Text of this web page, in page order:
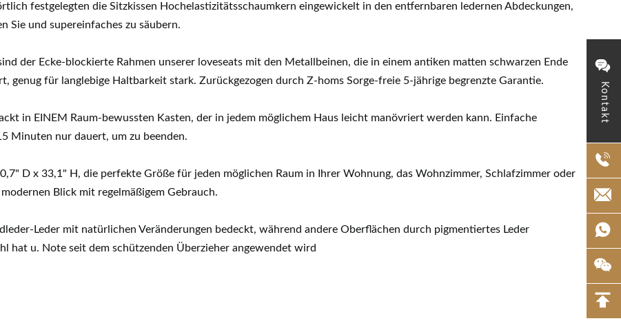
Kontakt
festgelegten die Sitzkissen Hochelastizitätsschaumkern eingewickelt in den entfernbaren ledernen Abdeckungen,
und supereinfaches zu säubern.
der Ecke-blockierte Rahmen unserer loveseats mit den Metallbeinen, die in einem antiken matten schwarzen Ende
genug für langlebige Haltbarkeit stark. Zurückgezogen durch Z-homs Sorge-freie 5-jährige begrenzte Garantie.
in EINEM Raum-bewussten Kasten, der in jedem möglichem Haus leicht manövriert werden kann. Einfache
Minuten nur dauert, um zu beenden.
D x 33,1" H, die perfekte Größe für jeden möglichen Raum in Ihrer Wohnung, das Wohnzimmer, Schlafzimmer oder
Blick mit regelmäßigem Gebrauch.
Leder mit natürlichen Veränderungen bedeckt, während andere Oberflächen durch pigmentiertes Leder
hat u. Note seit dem schützenden Überzieher angewendet wird